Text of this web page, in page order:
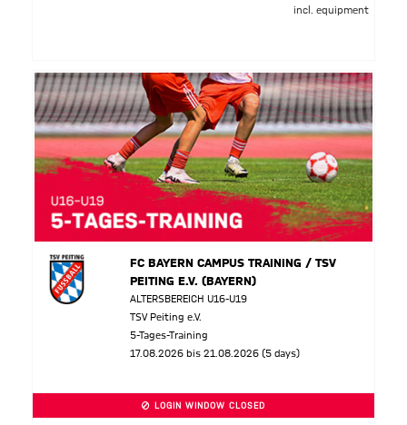
incl. equipment
FC BAYERN CAMPUS TRAINING / TSV
PEITING E.V. (BAYERN)
ALTERSBEREICH U16-U19
TSV Peiting e.V.
5-Tages-Training
17.08.2026 bis 21.08.2026 (5 days)
LOGIN WINDOW CLOSED